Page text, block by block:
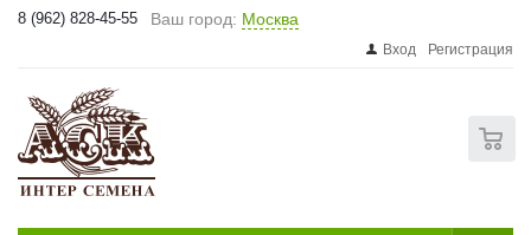
8 (962) 828-45-55 Ваш город: Москва
Вход Регистрация